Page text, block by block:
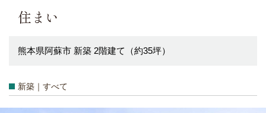
住まい
熊本県阿蘇市 新築 2階建て（約35坪）
新築｜すべて